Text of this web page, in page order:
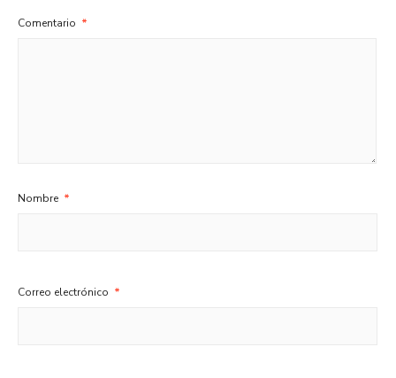
Comentario *
Nombre *
Correo electrónico *